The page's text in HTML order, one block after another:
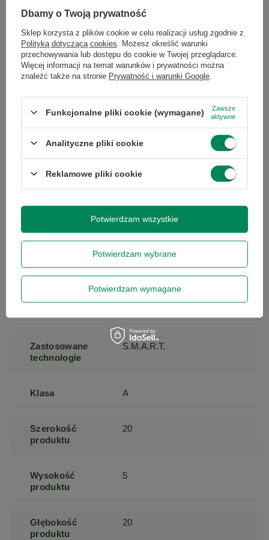
obrotowa
Rodzaj dysku HDD
Marka Seagate
dysku
Interfejs SATA III
Zastosowane
technologie
S.M.A.R.T.
Klasa A
Szerokość
produktu
20
Wysokość
produktu
5
Głębokość
produktu
20
Dbamy o Twoją prywatność
Sklep korzysta z plików cookie w celu realizacji usług zgodnie z
Polityką dotyczącą cookies . Możesz określić warunki
przechowywania lub dostępu do cookie w Twojej przeglądarce.
Więcej informacji na temat warunków i prywatności można
znaleźć także na stronie Prywatność i warunki Google
Funkcjonalne pliki cookie (wymagane)
Zawsze
aktywne
Analityczne pliki cookie
Reklamowe pliki cookie
Potwierdzam wybrane
Potwierdzam wymagane
Potwierdzam wszystkie